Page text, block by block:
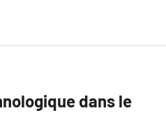
dans le